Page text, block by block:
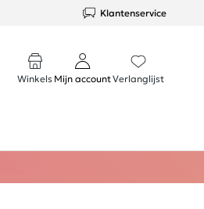
Klantenservice
Winkels Mijn accountVerlanglijst